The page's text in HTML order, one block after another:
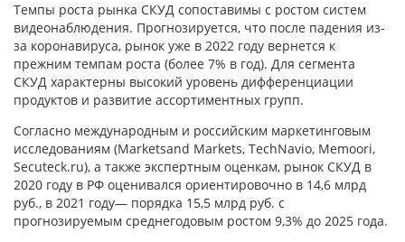
Темпы роста рынка СКУД сопоставимы с ростом систем
видеонаблюдения. Прогнозируется, что после падения из-
за коронавируса, рынок уже в 2022 году вернется к
прежним темпам роста (более 7% в год). Для сегмента
СКУД характерны высокий уровень дифференциации
продуктов и развитие ассортиментных групп.
Согласно международным и российским маркетинговым
исследованиям (Marketsand Markets, TechNavio, Memoori,
Secuteck.ru), а также экспертным оценкам, рынок СКУД в
2020 году в РФ оценивался ориентировочно в 14,6 млрд
руб., в 2021 году— порядка 15,5 млрд руб. с
прогнозируемым среднегодовым ростом 9,3% до 2025 года.